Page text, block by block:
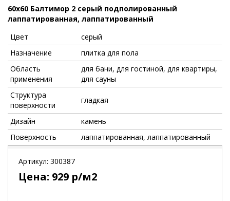
60x60 Балтимор 2 серый подполированный
лаппатированная, лаппатированный
Цвет
серый
Назначение
плитка для пола
Область
применения
для бани, для гостиной, для квартиры,
для сауны
Структура
поверхности
гладкая
Дизайн
камень
Поверхность
лаппатированная, лаппатированный
Артикул: 300387
Цена: 929 р/м2